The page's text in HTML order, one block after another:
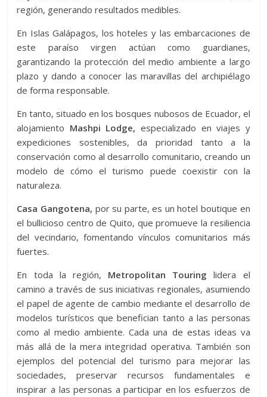
región, generando resultados medibles.
En Islas Galápagos, los hoteles y las embarcaciones de
este paraíso virgen actúan como guardianes,
garantizando la protección del medio ambiente a largo
plazo y dando a conocer las maravillas del archipiélago
de forma responsable.
En tanto, situado en los bosques nubosos de Ecuador, el
alojamiento Mashpi Lodge, especializado en viajes y
expediciones sostenibles, da prioridad tanto a la
conservación como al desarrollo comunitario, creando un
modelo de cómo el turismo puede coexistir con la
naturaleza.
Casa Gangotena, por su parte, es un hotel boutique en
el bullicioso centro de Quito, que promueve la resiliencia
del vecindario, fomentando vínculos comunitarios más
fuertes.
En toda la región, Metropolitan Touring lidera el
camino a través de sus iniciativas regionales, asumiendo
el papel de agente de cambio mediante el desarrollo de
modelos turísticos que benefician tanto a las personas
como al medio ambiente. Cada una de estas ideas va
más allá de la mera integridad operativa. También son
ejemplos del potencial del turismo para mejorar las
sociedades, preservar recursos fundamentales e
inspirar a las personas a participar en los esfuerzos de